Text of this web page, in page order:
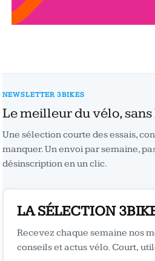
NEWSLETTER 3BIKES
Le meilleur du vélo,
Une sélection courte des essais,
manquer. Un envoi par semaine,
désinscription en un clic.
LA SÉLECTION
Recevez chaque semaine nos
conseils et actus vélo. Court,